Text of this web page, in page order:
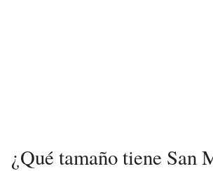
¿Qué tamaño tiene San